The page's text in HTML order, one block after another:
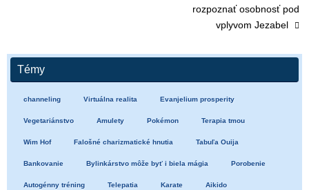
rozpoznať osobnosť pod
vplyvom Jezabel
Témy
channeling Virtuálna realita Evanjelium prosperity
Vegetariánstvo Amulety Pokémon Terapia tmou
Wim Hof Falošné charizmatické hnutia Tabuľa Ouija
Bankovanie Bylinkárstvo môže byť i biela mágia Porobenie
Autogénny tréning Telepatia Karate Aikido